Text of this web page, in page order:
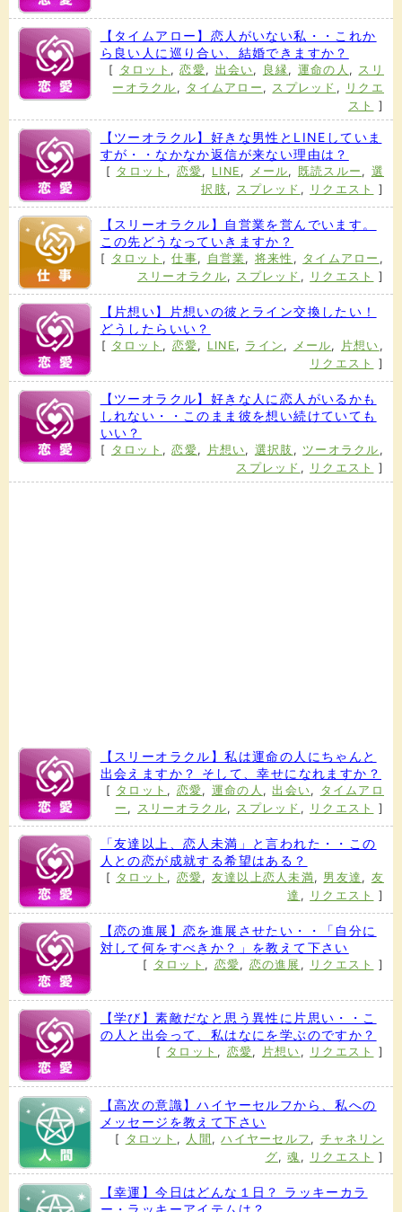
【タイムアロー】恋人がいない私・・これか
ら良い人に巡り合い、結婚できますか？
[ タロット ,恋愛, 出会い, 良縁, 運命の人 , スリ
ーオラクル , タイムアロー , スプレッド ,
リクエ
スト
]
【ツーオラクル】好きな男性とLINEしていま
すが・・なかなか返信が来ない理由は？
[ タロット , 恋愛, LINE , メール, 既読スルー , 選
択肢 , スプレッド , リクエスト ]
【スリーオラクル】自営業を営んでいます。
この先どうなっていきますか？
[ タロット ,仕事, 自営業, 将来性 , タイムアロー ,
スリーオラクル, スプレッド , リクエスト ]
【片想い】片想いの彼とライン交換したい！
どうしたらいい？
[ タロット , 恋愛, LINE , ライン , メール, 片想い ,
リクエスト
]
【ツーオラクル】好きな人に恋人がいるかも
しれない・・このまま彼を想い続けていても
いい？
[ タロット ,恋愛, 片想い, 選択肢 , ツーオラクル ,
スプレッド , リクエスト ]
【スリーオラクル】私は運命の人にちゃんと
出会えますか？ そして、幸せになれますか？
[ タロット , 恋愛, 運命の人 ,出会い, タイムアロ
ー , スリーオラクル, スプレッド , リクエスト ]
「友達以上、恋人未満」と言われた・・この
人との恋が成就する希望はある？
[ タロット , 恋愛, 友達以上恋人未満, 男友達 , 友
達 , リクエスト ]
【恋の進展】恋を進展させたい・・「自分に
対して何をすべきか？」を教えて下さい
[ タロット , 恋愛, 恋の進展 , リクエスト ]
【学び】素敵だなと思う異性に片思い・・こ
の人と出会って、私はなにを学ぶのですか？
[ タロット , 恋愛, 片想い , リクエスト ]
【高次の意識】ハイヤーセルフから、私への
メッセージを教えて下さい
[ タロット , 人間 ,ハイヤーセルフ , チャネリン
グ,魂 , リクエスト ]
【幸運】今日はどんな１日？ ラッキーカラ
ー・ラッキーアイテムは？